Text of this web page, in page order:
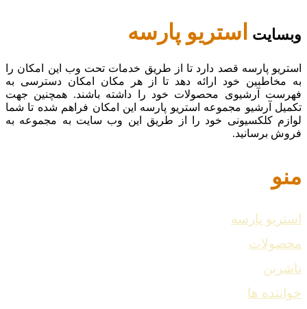
وبسایت استریو پارسه
استریو پارسه قصد دارد تا از طریق خدمات تحت وب این امکان را
به مخاطبین خود ارائه دهد تا از هر مکان امکان دسترسی به
فهرست آرشیوی محصولات خود را داشته باشند. همچنین جهت
تکمیل آرشیو مجموعه استریو پارسه این امکان فراهم شده تا شما
لوازم کلکسیونی خود را از طریق این وب سایت به مجموعه به
فروش برسانید.
منو
استریو پارسه
محصولات
ناشرین
خواننده ها